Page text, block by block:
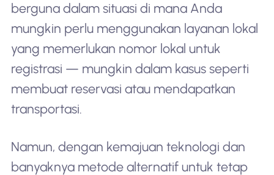
berguna dalam situasi di mana Anda
mungkin perlu menggunakan layanan lokal
yang memerlukan nomor lokal untuk
registrasi — mungkin dalam kasus seperti
membuat reservasi atau mendapatkan
transportasi.
Namun, dengan kemajuan teknologi dan
banyaknya metode alternatif untuk tetap